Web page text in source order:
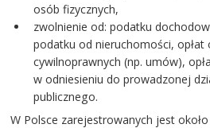
osób fizycznych,
zwolnienie od: podatku
podatku od nieruchomości, opłat
cywilnoprawnych (np. umów),
w odniesieniu do prowadzonej
publicznego.
W Polsce zarejestrowanych jest